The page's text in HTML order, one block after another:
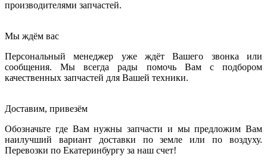
производителями запчастей.
Мы ждём вас
Персональный менеджер уже ждёт Вашего звонка или
сообщения. Мы всегда рады помочь Вам с подбором
качественных запчастей для Вашей техники.
Доставим, привезём
Обозначьте где Вам нужны запчасти и мы предложим Вам
наилучший вариант доставки по земле или по воздуху.
Перевозки по Екатеринбургу за наш счет!